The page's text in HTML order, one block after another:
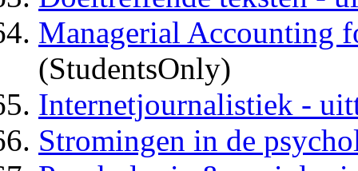
Managerial Accounting
(StudentsOnly)
Internetjournalistiek -
Stromingen in de